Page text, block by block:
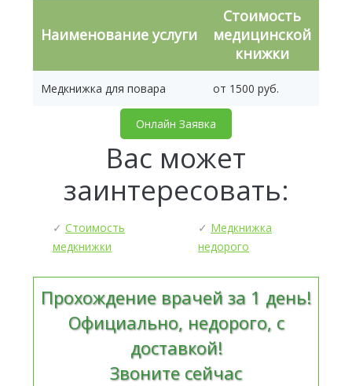
Наименование услуги
Стоимость
медицинской
книжки
Медкнижка для повара от 1500 руб.
Онлайн Заявка
Вас может
заинтересовать:
✓ Стоимость
медкнижки
✓ Медкнижка
недорого
Прохождение врачей за 1 день!
Официально, недорого, с
доставкой!
Звоните сейчас